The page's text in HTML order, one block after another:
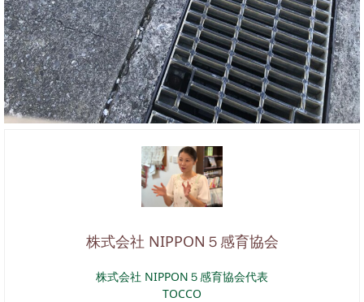
株式会社 NIPPON５感育協会
株式会社 NIPPON５感育協会代表
TOCCO